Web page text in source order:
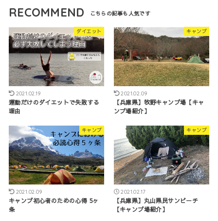
RECOMMEND
ダイエット
2021.02.19
運動だけのダイエットで失敗する
理由
キャンプ
2021.02.09
【兵庫県】牧野キャンプ場【キャ
ンプ場紹介】
キャンプ
2021.02.09
キャンプ初心者のための心得 5ヶ
条
キャンプ
2021.02.17
【兵庫県】丸山県民サンビーチ
【キャンプ場紹介】